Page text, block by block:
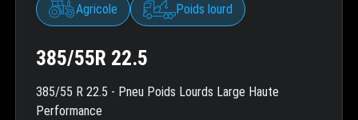
Agricole Poids lourd
385/55R 22.5
385/55 R 22.5 - Pneu Poids Lourds Large Haute
Performance